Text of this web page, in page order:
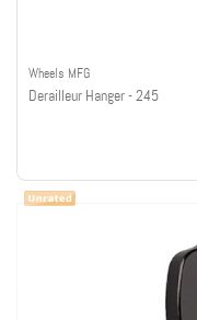
Wheels MFG
Derailleur Hanger - 245